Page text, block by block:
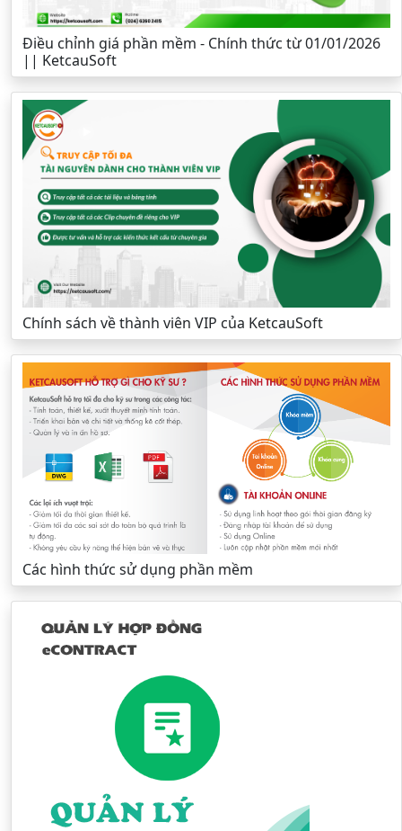
Điều chỉnh giá phần mềm - Chính thức từ 01/01/2026
|| KetcauSoft
Chính sách về thành viên VIP của KetcauSoft
Các hình thức sử dụng phần mềm